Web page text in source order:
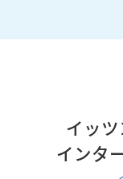
イッ
インタ